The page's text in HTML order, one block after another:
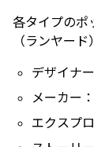
各タイプのポ
（ランヤー
デザイナ
メーカー
エクスプ